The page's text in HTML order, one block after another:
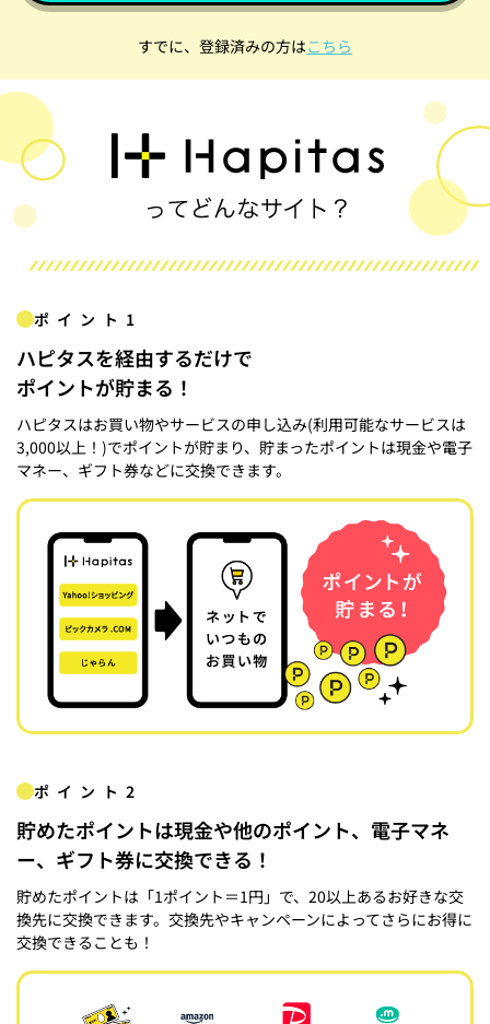
すでに、登録済みの方はこちら
ポイント1
ハピタスを経由するだけで
ポイントが貯まる！
ハピタスはお買い物やサービスの申し込み(利用可能なサービスは
3,000以上！)でポイントが貯まり、貯まったポイントは現金や電子
マネー、ギフト券などに交換できます。
ポイント2
貯めたポイントは現金や他のポイント、電子マネ
ー、ギフト券に交換できる！
貯めたポイントは「1ポイント＝1円」で、20以上あるお好きな交
換先に交換できます。交換先やキャンペーンによってさらにお得に
交換できることも！